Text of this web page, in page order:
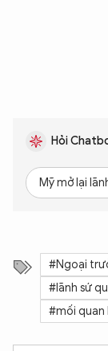
Hỏi
Mỹ mở lại
#Ngoại
#lãnh sứ
#mối quan